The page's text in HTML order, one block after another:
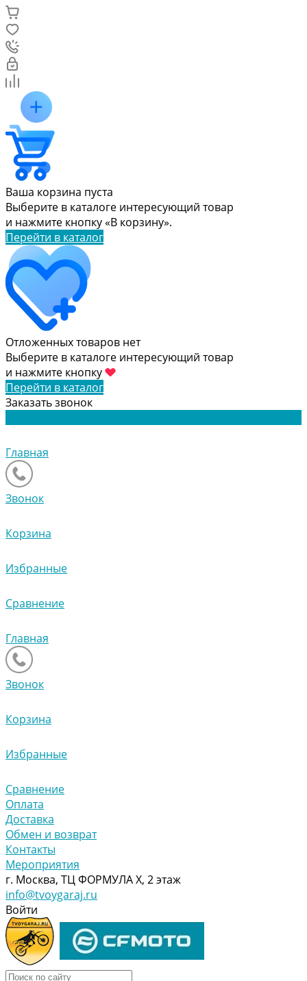
Ваша корзина пуста
Выберите в каталоге интересующий товар
и нажмите кнопку «В корзину».
Перейти в каталог
Отложенных товаров нет
Выберите в каталоге интересующий товар
и нажмите кнопку
Перейти в каталог
Заказать звонок
Главная
Звонок
Корзина
Избранные
Сравнение
Главная
Звонок
Корзина
Избранные
Сравнение
Оплата
Доставка
Обмен и возврат
Контакты
Мероприятия
г. Москва, ТЦ ФОРМУЛА Х, 2 этаж
info@tvoygaraj.ru
Войти